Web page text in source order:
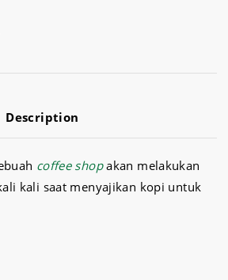
Description
coffee shopakan melakukan
kali saat menyajikan kopi untuk
yang expresso dibutuhkan